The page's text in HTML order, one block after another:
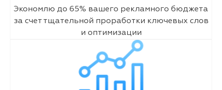
Экономлю до 65% вашего рекламного бюджета
за счет тщательной проработки ключевых слов
и оптимизации